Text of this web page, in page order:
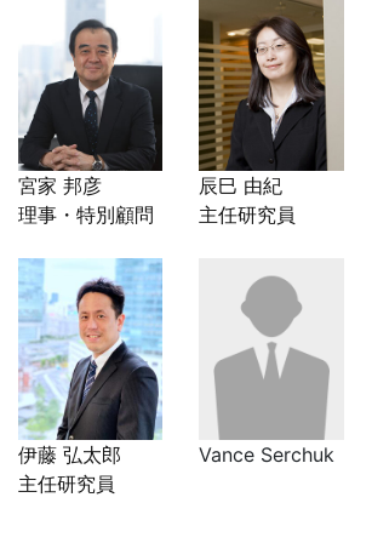
宮家 邦彦
理事・特別顧問
辰巳 由紀
主任研究員
伊藤 弘太郎
主任研究員
Vance Serchuk